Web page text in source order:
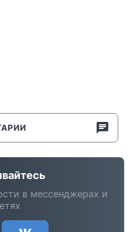
в мессенджерах и